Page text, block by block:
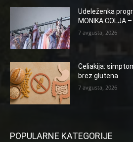
Udeleženka
MONIKA COLJA –
7 avgusta, 2026
Celiakija:
brez glutena
7 avgusta, 2026
POPULARNE KATEGORIJE